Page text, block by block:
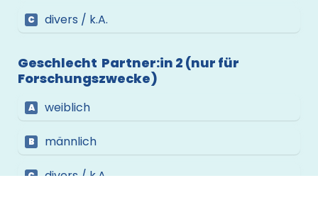
C divers / k.A.
Geschlecht  Partner:in 2 (nur für
Forschungszwecke)
A weiblich
B männlich
C divers / k.A.